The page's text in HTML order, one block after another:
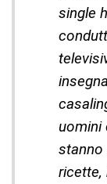
single
uomini
stanno
ricette,